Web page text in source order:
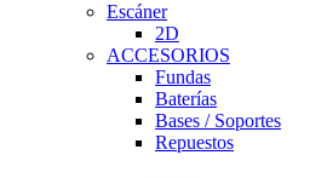
Escáner
2D
ACCESORIOS
Fundas
Baterías
Bases / Soportes
Repuestos